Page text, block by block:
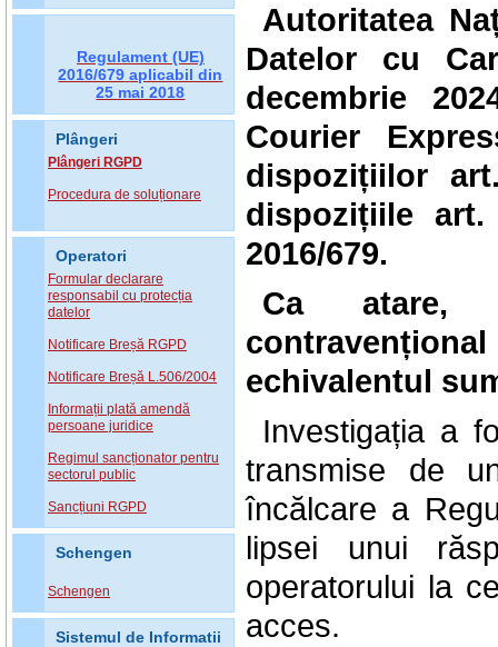
Regulament (UE)
2016/679 aplicabil din
25 mai 2018
Plângeri
Plângeri RGPD
Procedura de soluționare
Operatori
Formular declarare
responsabil cu protecția
datelor
Notificare Breșă RGPD
Notificare Breșă L.506/2004
Informații plată amendă
persoane juridice
Regimul sancționator pentru
sectorul public
Sancțiuni RGPD
Schengen
Schengen
Sistemul de Informatii
Autoritatea
Datelor cu
decembrie
Courier
dispozițiilor
dispozițiile
2016/679.
Ca atare,
contravențional
echivalentul
Investigația a
transmise de
încălcare a
lipsei unui
operatorului la
acces.